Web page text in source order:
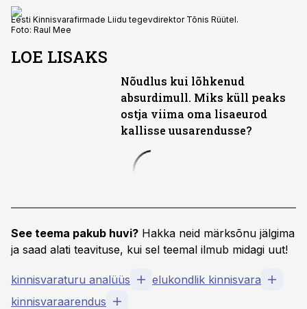
Eesti Kinnisvarafirmade Liidu tegevdirektor Tõnis Rüütel.
Foto: Raul Mee
LOE LISAKS
Nõudlus kui lõhkenud
absurdimull. Miks küll peaks
ostja viima oma lisaeurod
kallisse uusarendusse?
See teema pakub huvi? Hakka neid märksõnu jälgima
ja saad alati teavituse, kui sel teemal ilmub midagi uut!
kinnisvaraturu analüüs
elukondlik kinnisvara
kinnisvaraarendus